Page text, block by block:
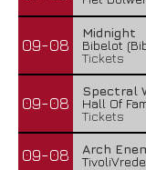
09-08
Midnight
Bibelot
Tickets
09-08
Spectral
Hall Of
Tickets
09-08
Arch